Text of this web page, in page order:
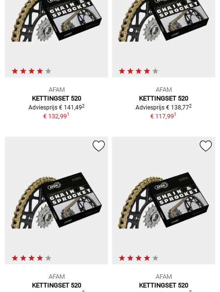
AFAM
KETTINGSET 520
Adviesprijs € 141,492
€ 132,991
AFAM
KETTINGSET 520
Adviesprijs € 138,772
€ 117,991
AFAM
KETTINGSET 520
AFAM
KETTINGSET 520